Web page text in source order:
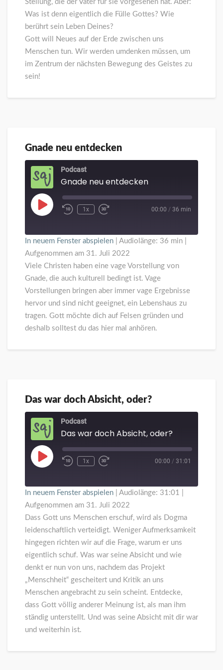
Stellung, die der Vater für sie vorgesehen hat. Aber:
Was ist denn eigentlich die Fülle Gottes? Wie
berührt sein Leben Deines?
Gott will Neues auf der Erde zwischen uns
Menschen tun. Wir werden umdenken müssen, um
im Zentrum der nächsten Bewegung des Geistes zu
sein!
Gnade
neu
entdecken
Gnade neu entdecken
Podcast
Gnade neu entdecken
Play
Episode
1x 00:00 / 36 min
In neuem Fenster abspielen Audiolänge: 36 min
Aufgenommen am 31. Juli 2022
Viele Christen haben eine vage Vorstellung von
Gnade, die auch kulturell bedingt ist. Vage
Vorstellungen bringen aber immer vage Ergebnisse
hervor und sind nicht geeignet, ein Lebenshaus zu
tragen. Gott möchte dich auf Felsen gründen und
deshalb solltest du das hier mal anhören.
Das
war
doch
Absicht,
Das war doch Absicht, oder?
Podcast
Das war doch Absicht, oder?
Play
Episode
1x 00:00 / 31:01
In neuem Fenster abspielen Audiolänge: 31:01
Aufgenommen am 31. Juli 2022
Dass Gott uns Menschen erschuf, wird als Dogma
leidenschaftlich verteidigt. Weniger Aufmerksamkeit
hingegen richten wir auf die Frage, warum er uns
eigentlich schuf. Was war seine Absicht und wie
denkt er nun von uns, nachdem das Projekt
„Menschheit“ gescheitert und Kritik an uns
Menschen angebracht zu sein scheint. Entdecke,
dass Gott völlig anderer Meinung ist, als man ihm
ständig unterstellt. Und was seine Absicht mit dir war
und weiterhin ist.